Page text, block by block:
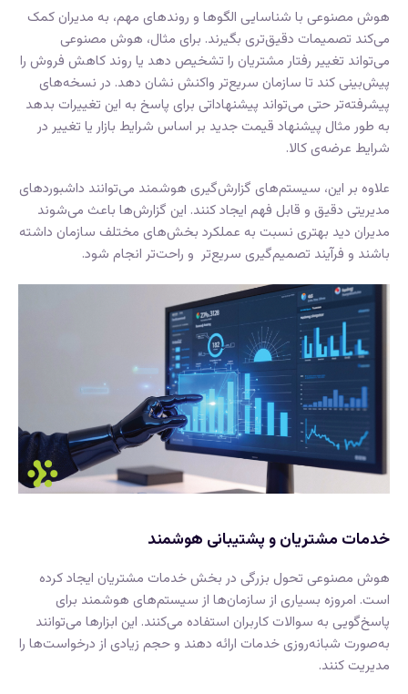
هوش مصنوعی با شناسایی الگوها و روندهای مهم، به مدیران کمک
می‌کند تصمیمات دقیق‌تری بگیرند. برای مثال، هوش مصنوعی
می‌تواند تغییر رفتار مشتریان را تشخیص دهد یا روند کاهش فروش را
پیش‌بینی کند تا سازمان سریع‌تر واکنش نشان دهد. در نسخه‌های
پیشرفته‌تر حتی می‌تواند پیشنهاداتی برای پاسخ به این تغییرات بدهد
به طور مثال پیشنهاد قیمت جدید بر اساس شرایط بازار یا تغییر در
شرایط عرضه‌ی کالا.
علاوه بر این، سیستم‌های گزارش‌گیری هوشمند می‌توانند داشبوردهای
مدیریتی دقیق و قابل فهم ایجاد کنند. این گزارش‌ها باعث می‌شوند
مدیران دید بهتری نسبت به عملکرد بخش‌های مختلف سازمان داشته
باشند و فرآیند تصمیم‌گیری سریع‌تر و راحت‌تر انجام شود.
خدمات مشتریان و پشتیبانی هوشمند
هوش مصنوعی تحول بزرگی در بخش خدمات مشتریان ایجاد کرده
است. امروزه بسیاری از سازمان‌ها از سیستم‌های هوشمند برای
پاسخ‌گویی به سوالات کاربران استفاده می‌کنند. این ابزارها می‌توانند
به‌صورت شبانه‌روزی خدمات ارائه دهند و حجم زیادی از درخواست‌ها را
مدیریت کنند.